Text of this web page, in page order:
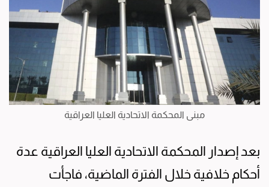
مبنى المحكمة الاتحادية العليا العراقية
بعد إصدار المحكمة الاتحادية العليا العراقية عدة
أحكام خلافية خلال الفترة الماضية، فاجأت